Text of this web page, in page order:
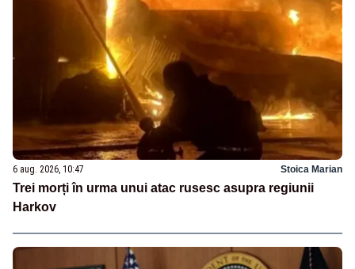
6 aug. 2026, 10:47 Stoica Marian
Trei morți în urma unui atac rusesc asupra regiunii
Harkov